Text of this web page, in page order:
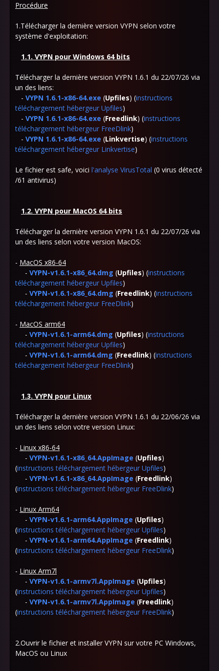
Procédure
1.Télécharger la dernière version VYPN selon votre
système d'exploitation:
1.1. VYPN pour Windows 64 bits
Télécharger la dernière version VYPN 1.6.1 du 22/07/26 via
un des liens:
- VYPN 1.6.1-x86-64.exe (Upfiles) (instructions
téléchargement hébergeur Upfiles)
- VYPN 1.6.1-x86-64.exe (Freedlink) (instructions
téléchargement hébergeur FreeDlink)
- VYPN 1.6.1-x86-64.exe (Linkvertise) (instructions
téléchargement hébergeur Linkvertise)
Le fichier est safe, voici l'analyse VirusTotal (0 virus détecté
/61 antivirus)
1.2. VYPN pour MacOS 64 bits
Télécharger la dernière version VYPN 1.6.1 du 22/07/26 via
un des liens selon votre version MacOS:
- MacOS x86-64
- VYPN-v1.6.1-x86_64.dmg (Upfiles) (instructions
téléchargement hébergeur Upfiles)
- VYPN-v1.6.1-x86_64.dmg (Freedlink) (instructions
téléchargement hébergeur FreeDlink)
- MacOS arm64
- VYPN-v1.6.1-arm64.dmg (Upfiles) (instructions
téléchargement hébergeur Upfiles)
- VYPN-v1.6.1-arm64.dmg (Freedlink) (instructions
téléchargement hébergeur FreeDlink)
1.3. VYPN pour Linux
Télécharger la dernière version VYPN 1.6.1 du 22/06/26 via
un des liens selon votre version Linux:
- Linux x86-64
- VYPN-v1.6.1-x86_64.AppImage (Upfiles)
(instructions téléchargement hébergeur Upfiles)
- VYPN-v1.6.1-x86_64.AppImage (Freedlink)
(instructions téléchargement hébergeur FreeDlink)
- Linux Arm64
- VYPN-v1.6.1-arm64.AppImage (Upfiles)
(instructions téléchargement hébergeur Upfiles)
- VYPN-v1.6.1-arm64.AppImage (Freedlink)
(instructions téléchargement hébergeur FreeDlink)
- Linux Arm7l
- VYPN-v1.6.1-armv7l.AppImage (Upfiles)
(instructions téléchargement hébergeur Upfiles)
- VYPN-v1.6.1-armv7l.AppImage (Freedlink)
(instructions téléchargement hébergeur FreeDlink)
2.Ouvrir le fichier et installer VYPN sur votre PC Windows,
MacOS ou Linux